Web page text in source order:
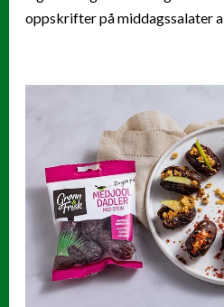
oppskrifter på middagssalater